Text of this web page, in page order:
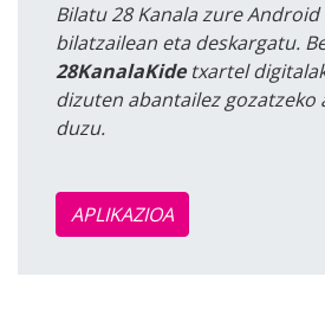
Bilatu 28 Kanala zure Android
bilatzailean eta deskargatu.
28KanalaKidetxartel
dizuten abantailez gozatzeko
duzu.
APLIKAZIOA